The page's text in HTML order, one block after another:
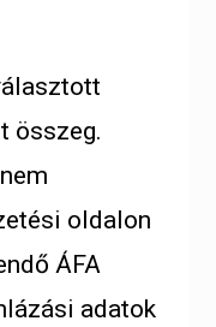
összeg.
oldalon
ÁFA
adatok